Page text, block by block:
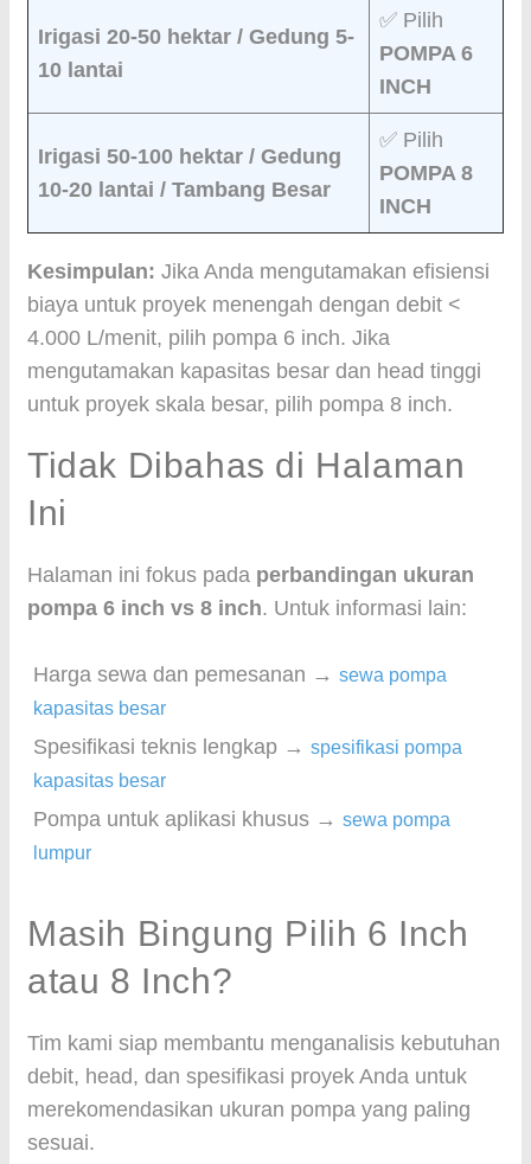
Irigasi 20-50 hektar / Gedung 5-
10 lantai
✅ Pilih
POMPA 6
INCH
Irigasi 50-100 hektar / Gedung
10-20 lantai / Tambang Besar
✅ Pilih
POMPA 8
INCH
Kesimpulan: Jika Anda mengutamakan efisiensi
biaya untuk proyek menengah dengan debit <
4.000 L/menit, pilih pompa 6 inch. Jika
mengutamakan kapasitas besar dan head tinggi
untuk proyek skala besar, pilih pompa 8 inch.
Tidak Dibahas di Halaman
Ini
Halaman ini fokus pada perbandingan ukuran
pompa 6 inch vs 8 inch. Untuk informasi lain:
Harga sewa dan pemesanan → sewa pompa
kapasitas besar
Spesifikasi teknis lengkap → spesifikasi pompa
kapasitas besar
Pompa untuk aplikasi khusus → sewa pompa
lumpur
Masih Bingung Pilih 6 Inch
atau 8 Inch?
Tim kami siap membantu menganalisis kebutuhan
debit, head, dan spesifikasi proyek Anda untuk
merekomendasikan ukuran pompa yang paling
sesuai.